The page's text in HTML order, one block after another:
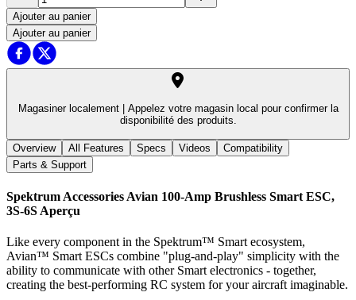
Ajouter au panier
Ajouter au panier
Magasiner localement |
Appelez votre magasin local pour confirmer la
disponibilité des produits.
Overview All Features Specs Videos
Compatibility
Parts & Support
Spektrum Accessories Avian 100-Amp Brushless Smart ESC,
3S-6S Aperçu
Like every component in the Spektrum™ Smart ecosystem,
Avian™ Smart ESCs combine "plug-and-play" simplicity with the
ability to communicate with other Smart electronics - together,
creating the best-performing RC system for your aircraft imaginable.